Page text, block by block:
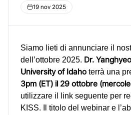
19 nov 2025
Siamo lieti di annunciare il
dell’ottobre 2025. Dr.
University of Idaho terrà una
3pm (ET) il 29 ottobre
utilizzare il link seguente per
KISS. Il titolo del webinar e